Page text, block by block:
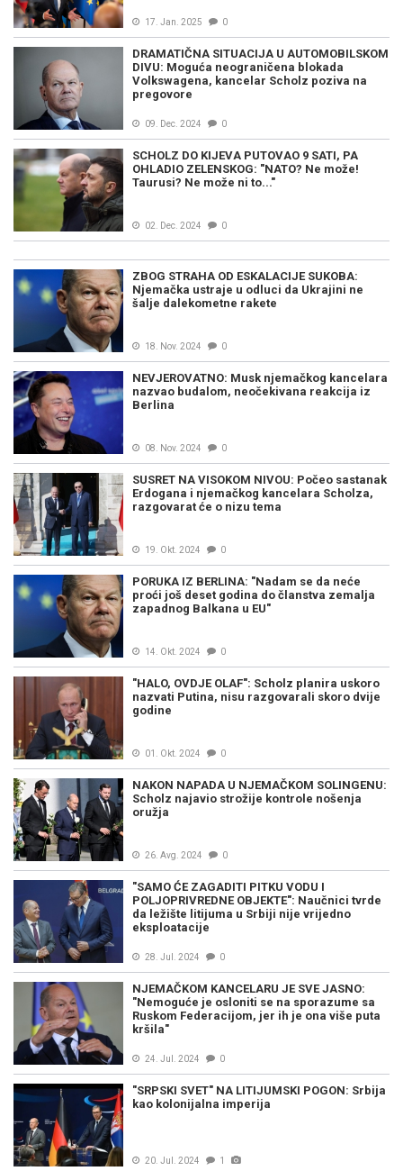
17. Jan. 2025 0
DRAMATIČNA SITUACIJA U AUTOMOBILSKOM
DIVU: Moguća neograničena blokada
Volkswagena, kancelar Scholz poziva na
pregovore
09. Dec. 2024 0
SCHOLZ DO KIJEVA PUTOVAO 9 SATI, PA
OHLADIO ZELENSKOG: "NATO? Ne može!
Taurusi? Ne može ni to..."
02. Dec. 2024 0
ZBOG STRAHA OD ESKALACIJE SUKOBA:
Njemačka ustraje u odluci da Ukrajini ne
šalje dalekometne rakete
18. Nov. 2024 0
NEVJEROVATNO: Musk njemačkog kancelara
nazvao budalom, neočekivana reakcija iz
Berlina
08. Nov. 2024 0
SUSRET NA VISOKOM NIVOU: Počeo sastanak
Erdogana i njemačkog kancelara Scholza,
razgovarat će o nizu tema
19. Okt. 2024 0
PORUKA IZ BERLINA: "Nadam se da neće
proći još deset godina do članstva zemalja
zapadnog Balkana u EU"
14. Okt. 2024 0
"HALO, OVDJE OLAF": Scholz planira uskoro
nazvati Putina, nisu razgovarali skoro dvije
godine
01. Okt. 2024 0
NAKON NAPADA U NJEMAČKOM SOLINGENU:
Scholz najavio strožije kontrole nošenja
oružja
26. Avg. 2024 0
"SAMO ĆE ZAGADITI PITKU VODU I
POLJOPRIVREDNE OBJEKTE": Naučnici tvrde
da ležište litijuma u Srbiji nije vrijedno
eksploatacije
28. Jul. 2024 0
NJEMAČKOM KANCELARU JE SVE JASNO:
"Nemoguće je osloniti se na sporazume sa
Ruskom Federacijom, jer ih je ona više puta
kršila"
24. Jul. 2024 0
"SRPSKI SVET" NA LITIJUMSKI POGON: Srbija
kao kolonijalna imperija
20. Jul. 2024 1